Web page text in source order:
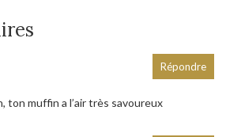
ton muffin a l’air très savoureux
Répondre